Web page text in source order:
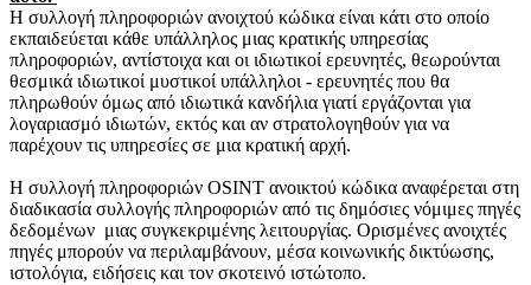
Η συλλογή πληροφοριών ανοιχτού κώδικα είναι κάτι στο οποίο
εκπαιδεύεται κάθε υπάλληλος μιας κρατικής υπηρεσίας
πληροφοριών, αντίστοιχα και οι ιδιωτικοί ερευνητές, θεωρούνται
θεσμικά ιδιωτικοί μυστικοί υπάλληλοι - ερευνητές που θα
πληρωθούν όμως από ιδιωτικά κανδήλια γιατί εργάζονται για
λογαριασμό ιδιωτών, εκτός και αν στρατολογηθούν για να
παρέχουν τις υπηρεσίες σε μια κρατική αρχή.
Η συλλογή πληροφοριών OSINT ανοικτού κώδικα αναφέρεται στη
διαδικασία συλλογής πληροφοριών από τις δημόσιες νόμιμες πηγές
δεδομένων μιας συγκεκριμένης λειτουργίας. Ορισμένες ανοιχτές
πηγές μπορούν να περιλαμβάνουν, μέσα κοινωνικής δικτύωσης,
ιστολόγια, ειδήσεις και τον σκοτεινό ιστώτοπο.